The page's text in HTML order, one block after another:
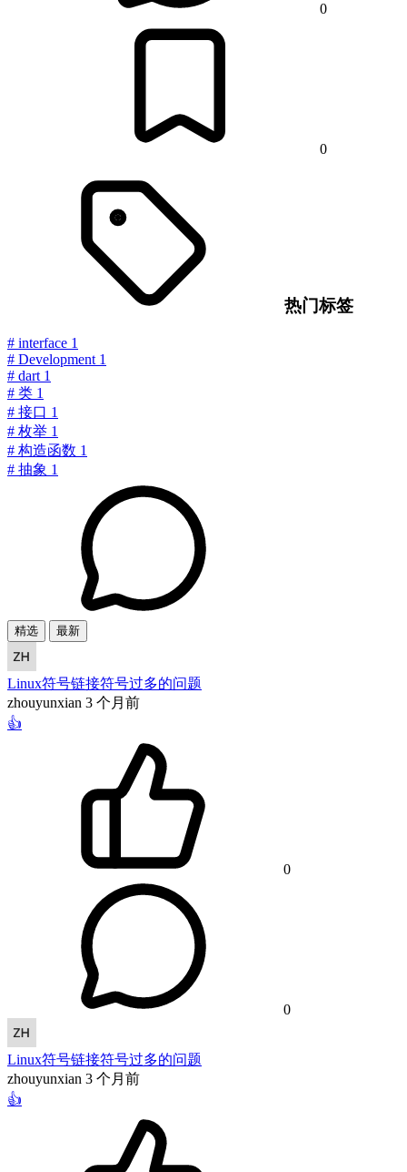
0
0
热门标签
# interface 1
# Development 1
# dart 1
# 类 1
# 接口 1
# 枚举 1
# 构造函数 1
# 抽象 1
精选 最新
Linux符号链接符号过多的问题
zhouyunxian 3 个月前
👍
0
0
Linux符号链接符号过多的问题
zhouyunxian 3 个月前
👍